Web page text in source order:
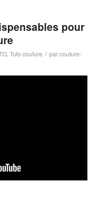
pour
, Tuto couture / parcouture-